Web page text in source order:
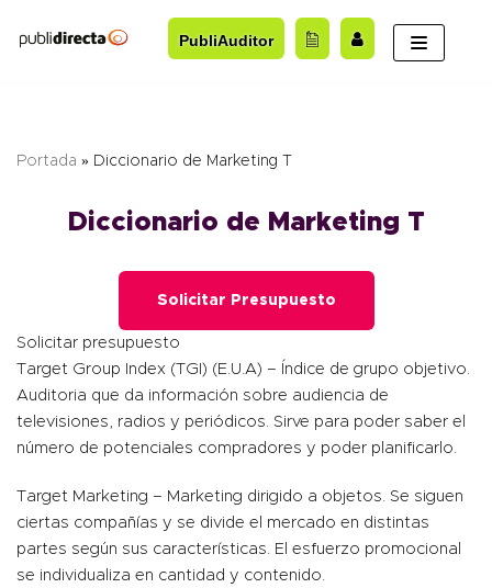
al
PubliAuditor
Portada » Diccionario de Marketing T
Diccionario de Marketing T
Solicitar Presupuesto
Solicitar presupuesto
Target Group Index (TGI) (E.U.A) – Índice de grupo objetivo.
Auditoria que da información sobre audiencia de
televisiones, radios y periódicos. Sirve para poder saber el
número de potenciales compradores y poder planificarlo.
Target Marketing – Marketing dirigido a objetos. Se siguen
ciertas compañías y se divide el mercado en distintas
partes según sus características. El esfuerzo promocional
se individualiza en cantidad y contenido.